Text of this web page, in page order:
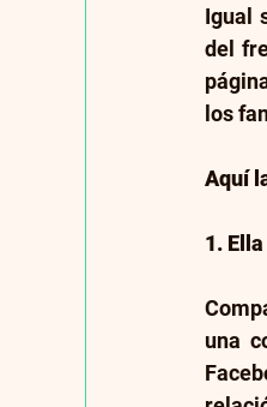
Igual
del
los
Aquí
1.
una